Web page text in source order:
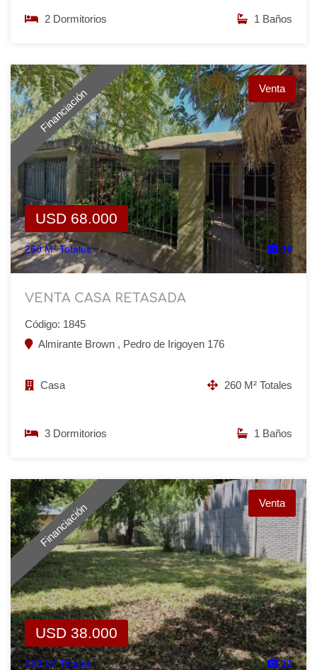
2 Dormitorios 1 Baños
Financiación Venta
USD 68.000
260 M² Totales 30
VENTA CASA RETASADA
Código: 1845
Almirante Brown , Pedro de Irigoyen 176
Casa 260 M² Totales
3 Dormitorios 1 Baños
Financiación Venta
USD 38.000
333 M² Totales 22